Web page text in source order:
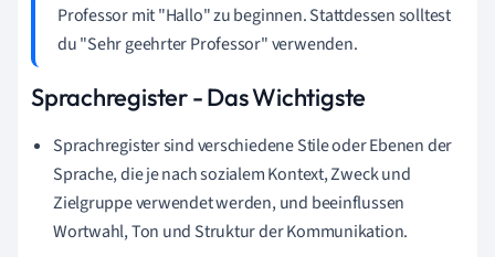
Professor mit "Hallo" zu beginnen. Stattdessen solltest
du "Sehr geehrter Professor" verwenden.
Sprachregister - Das Wichtigste
Sprachregister sind verschiedene Stile oder Ebenen der
Sprache, die je nach sozialem Kontext, Zweck und
Zielgruppe verwendet werden, und beeinflussen
Wortwahl, Ton und Struktur der Kommunikation.